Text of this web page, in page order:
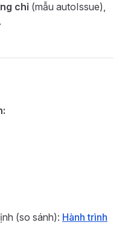
chỉ (mẫu autoIssue),
(so sánh): Hành trình